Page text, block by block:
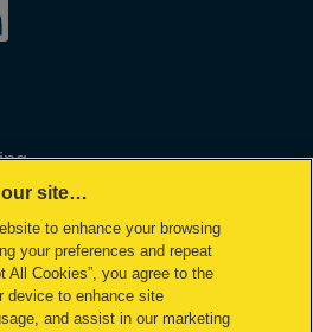
our site…
to enhance your browsing
your preferences and repeat
Cookies”, you agree to the
device to enhance site
and assist in our marketing